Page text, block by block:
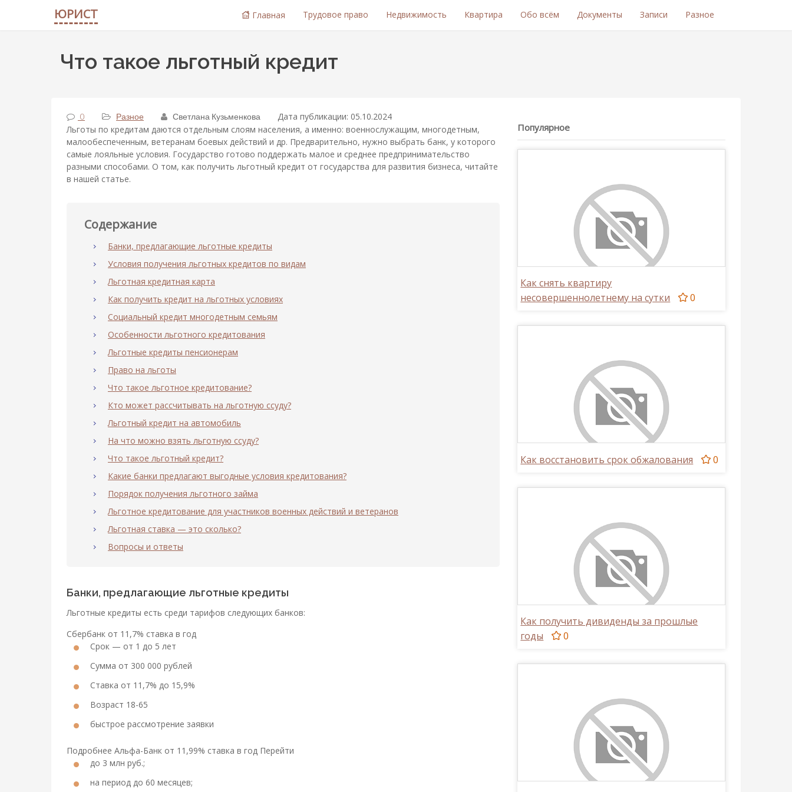
ЮРИСТ Главная Трудовое право Недвижимость Квартира Обо всём Документы Записи Разное
Что такое льготный кредит
0 Разное Светлана Кузьменкова
Дата публикации: 05.10.2024
Льготы по кредитам даются отдельным слоям населения, а именно: военнослужащим, многодетным,
малообеспеченным, ветеранам боевых действий и др. Предварительно, нужно выбрать банк, у которого
самые лояльные условия. Государство готово поддержать малое и среднее предпринимательство
разными способами. О том, как получить льготный кредит от государства для развития бизнеса, читайте
в нашей статье.
Содержание
Банки, предлагающие льготные кредиты
Условия получения льготных кредитов по видам
Льготная кредитная карта
Как получить кредит на льготных условиях
Социальный кредит многодетным семьям
Особенности льготного кредитования
Льготные кредиты пенсионерам
Право на льготы
Что такое льготное кредитование?
Кто может рассчитывать на льготную ссуду?
Льготный кредит на автомобиль
На что можно взять льготную ссуду?
Что такое льготный кредит?
Какие банки предлагают выгодные условия кредитования?
Порядок получения льготного займа
Льготное кредитование для участников военных действий и ветеранов
Льготная ставка — это сколько?
Вопросы и ответы
Банки, предлагающие льготные кредиты
Льготные кредиты есть среди тарифов следующих банков:
Сбербанк от 11,7% ставка в год
Срок — от 1 до 5 лет
Сумма от 300 000 рублей
Ставка от 11,7% до 15,9%
Возраст 18-65
быстрое рассмотрение заявки
Подробнее Альфа-Банк от 11,99% ставка в год Перейти
до 3 млн руб.;
на период до 60 месяцев;
Популярное
Как снять квартиру
несовершеннолетнему на сутки
0
Как восстановить срок обжалования 0
Как получить дивиденды за прошлые
годы
0